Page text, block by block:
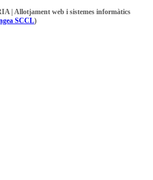
| Allotjament web i sistemes informàtics
SCCL)